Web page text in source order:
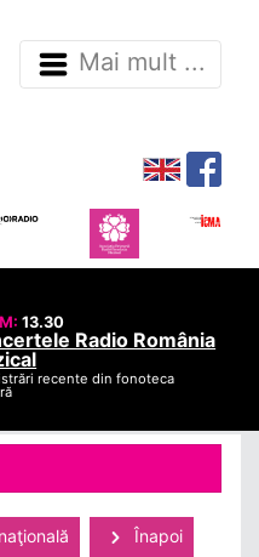
Mai mult ...
13.30
Radio România
recente din fonoteca
Înapoi